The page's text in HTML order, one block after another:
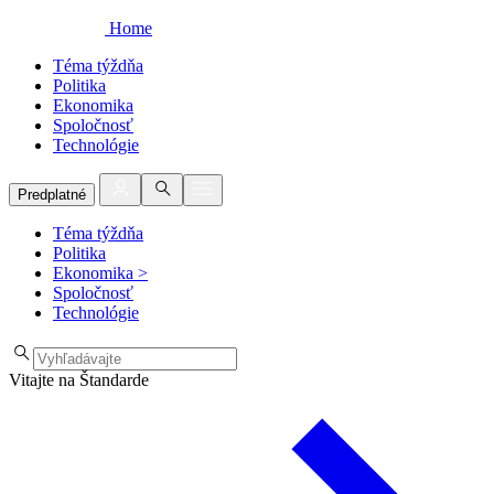
Home
Téma týždňa
Politika
Ekonomika
Spoločnosť
Technológie
Predplatné
Téma týždňa
Politika
Ekonomika >
Spoločnosť
Technológie
Vitajte na Štandarde